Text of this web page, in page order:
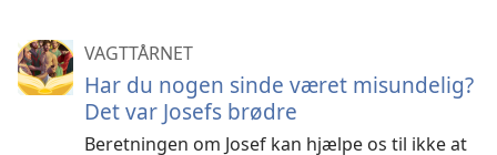
VAGTTÅRNET
Har du nogen sinde været misundelig?
Det var Josefs brødre
Beretningen om Josef kan hjælpe os til ikke at